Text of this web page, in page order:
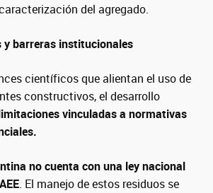
del agregado.
barreras institucionales
científicos que alientan el uso de
constructivos, el desarrollo
vinculadas a normativas
no cuenta con una ley nacional
. El manejo de estos residuos se